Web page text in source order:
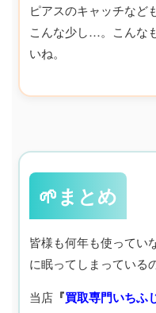
ピアスのキャッチなど
こんな少し…。こんな
いね。
🌱まとめ
皆様も何年も使ってい
に眠ってしまっている
当店 『買取専門いちふ